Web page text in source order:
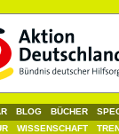
WISSENSCHAFT
BLOG BÜCHER